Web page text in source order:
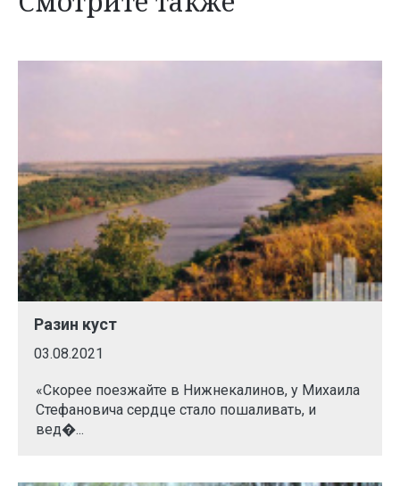
Разин куст
03.08.2021
«Скорее поезжайте в Нижнекалинов, у Михаила
Стефановича сердце стало пошаливать, и
вед�...